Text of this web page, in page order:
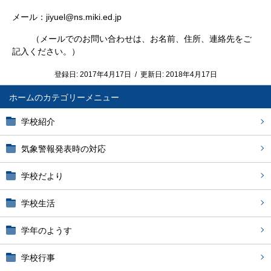
ホーム
学校紹介
気象警報発表時の対応
学校だより
学校生活
学年のようす
学校行事
メール：jiyuel@ns.miki.ed.jp
（メールでのお問い合わせは、お名前、住所、連絡先をご
記入ください。）
登録日: 2017年4月17日 / 更新日: 2018年4月17日